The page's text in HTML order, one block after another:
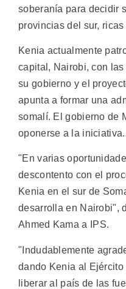
soberanía para decidir
provincias del sur,
Kenia actualmente
capital, Nairobi, con
su gobierno y el
apunta a formar una
somalí. El gobierno de
oponerse a la iniciativa.
"En varias
descontento con el
Kenia en el sur de
desarrolla en Nairobi",
Ahmed Kama a IPS.
"Indudablemente
dando Kenia al
liberar al país de las